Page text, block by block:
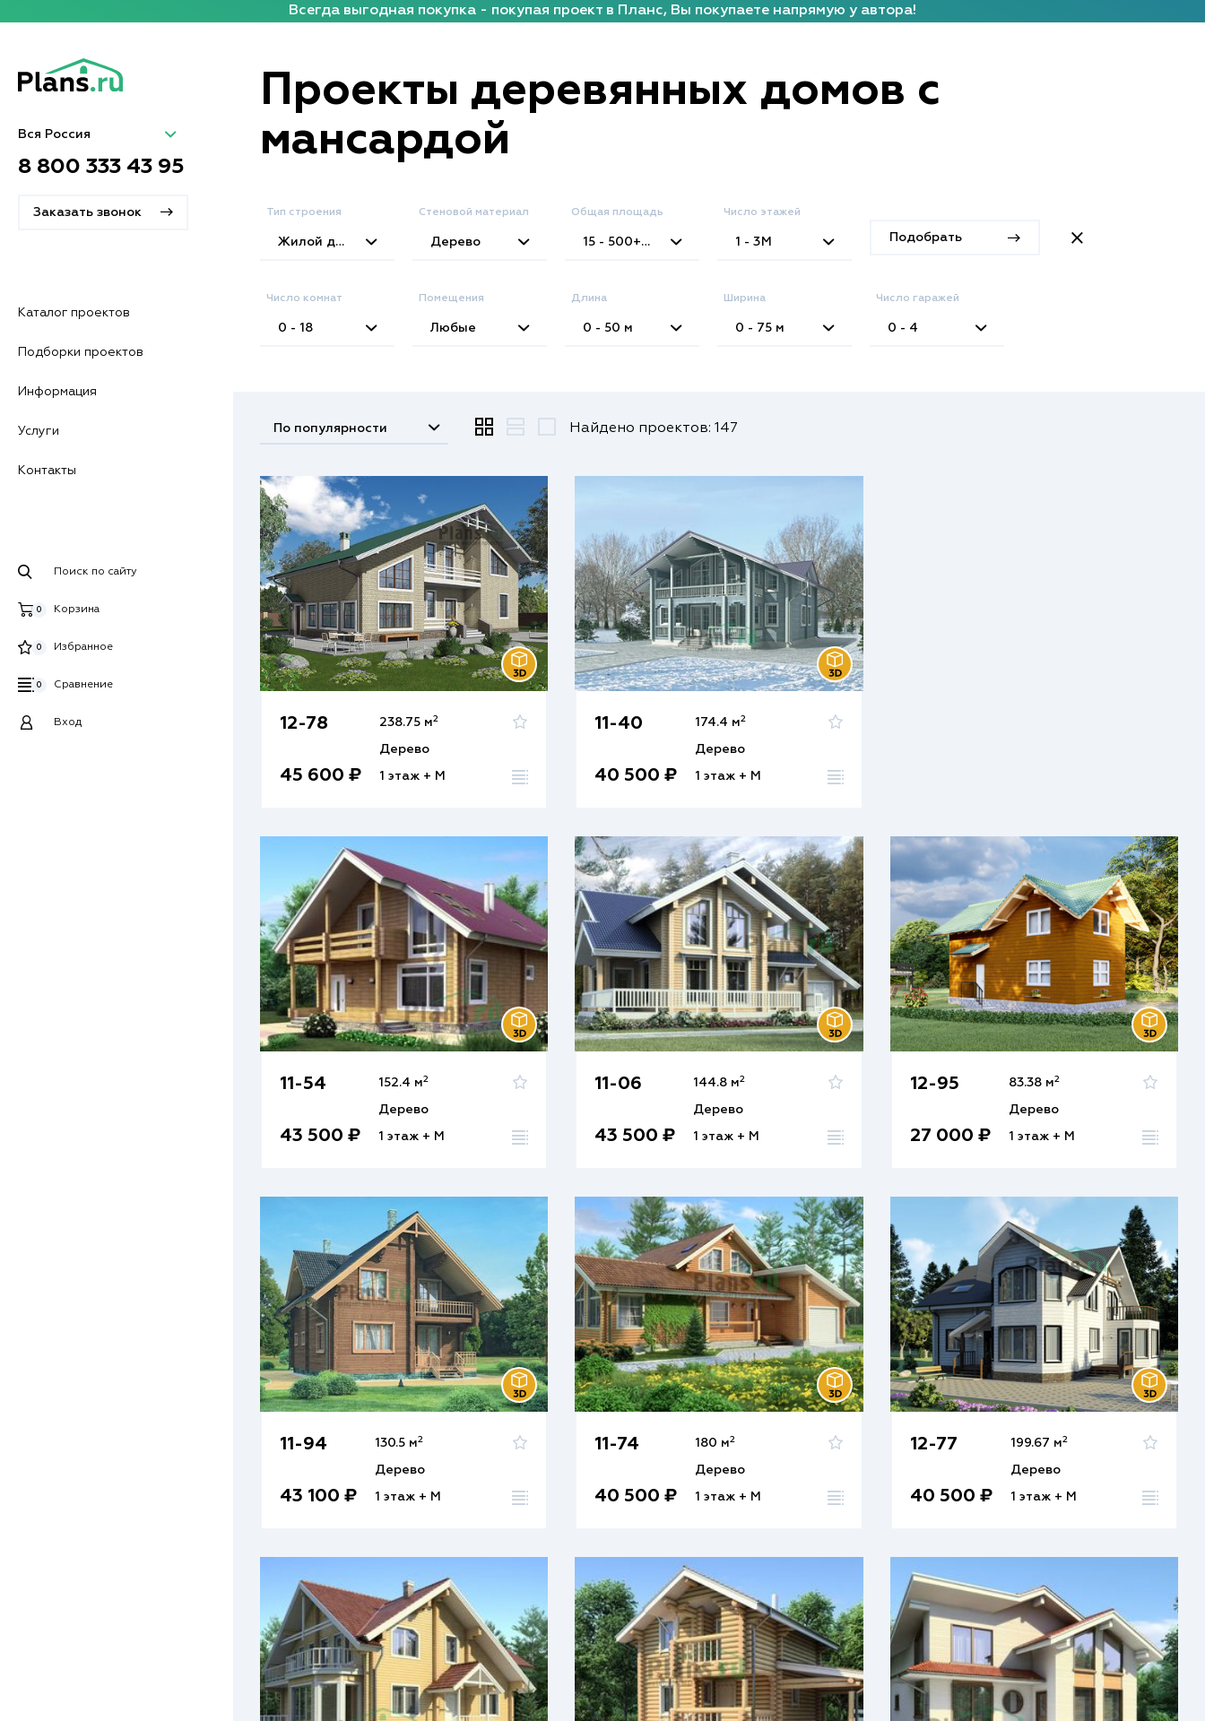
Всегда выгодная покупка - покупая проект в Планс, Вы покупаете напрямую у автора!
Вся Россия
8 800 333 43 95
Заказать звонок
Каталог проектов
Подборки проектов
Информация
Услуги
Контакты
Поиск по сайту
Корзина
0
Избранное
0
Сравнение
0
Вход
Проекты деревянных домов с
мансардой
Тип строения
Жилой дом
Стеновой материал
Дерево
Общая площадь
15 - 500+
м
Число этажей
1 - 3 М Подобрать
Число комнат
0 - 18
Помещения
Любые
Длина
0 - 50 м
Ширина
0 - 75 м
Число гаражей
0 - 4
По популярности Найдено проектов: 147
12-78
45 600 ₽
238.75 м2
Дерево
1 этаж + М
11-40
40 500 ₽
174.4 м2
Дерево
1 этаж + М
11-54
43 500 ₽
152.4 м2
Дерево
1 этаж + М
11-06
43 500 ₽
144.8 м2
Дерево
1 этаж + М
12-95
27 000 ₽
83.38 м2
Дерево
1 этаж + М
11-94
43 100 ₽
130.5 м2
Дерево
1 этаж + М
11-74
40 500 ₽
180 м2
Дерево
1 этаж + М
12-77
40 500 ₽
199.67 м2
Дерево
1 этаж + М